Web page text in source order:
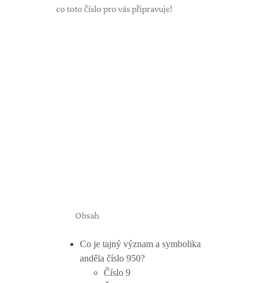
co toto číslo pro vás připravuje!
Obsah
Co je tajný význam a symbolika
anděla číslo 950?
Číslo 9